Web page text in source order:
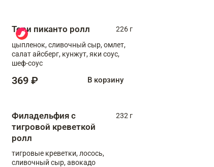
Тори пиканто ролл
226 г
цыпленок, сливочный сыр, омлет,
салат айсберг, кунжут, яки соус,
шеф-соус
369 ₽ В корзину
Филадельфия с
тигровой креветкой
ролл
232 г
тигровые креветки, лосось,
сливочный сыр, авокадо